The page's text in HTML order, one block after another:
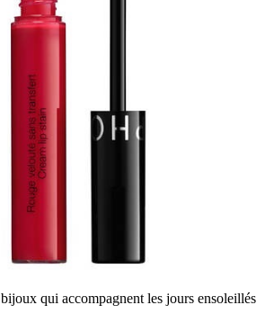
qui accompagnent les jours ensoleillés